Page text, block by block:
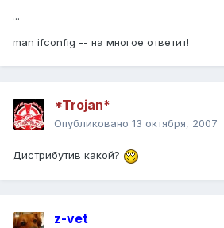
...
man ifconfig -- на многое ответит!
*Trojan*
Опубликовано 13 октября, 2007
Дистрибутив какой?
z-vet